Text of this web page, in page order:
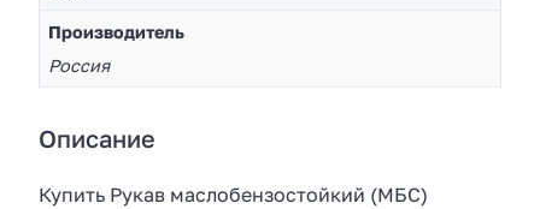
Производитель
Россия
Описание
Купить Рукав маслобензостойкий (МБС)